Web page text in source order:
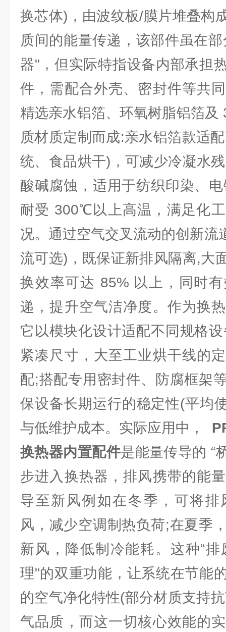
换芯体)，由波纹板/膜片堆叠构
质间的能量传递，该部件虽在
器"，但实际特指设备内部承担
件，需配合外壳、密封件等共
精选亲水铝箔、环氧树脂铝箔及
质材质定制而成:亲水铝箔款适
统、食品烘干)，可减少冷凝水
酸碱腐蚀，适用于纺织印染、
耐受 300℃以上高温，满足化
况。通过空气交叉流动的创新流
流可选)，既保证新排风隔离,大
换效率可达 85% 以上，同时
递，提升空气洁净度。作为换
它以模块化设计适配不同规格
紧凑尺寸，大至工业烘干线的
配;搭配专用密封件、防腐框架
保设备长期运行的稳定性(平均
与低维护成本。实际应用中，
换热器内置配件是能量传导的 “
步进入换热器，排风携带的能
导至新风例如在冬季，可将
风，减少空调制热负荷;在夏季
新风，降低制冷能耗。这种“
理"的双重功能，让系统在节能
的空气净化特性(部分材质支持
气品质，而这一切核心效能的